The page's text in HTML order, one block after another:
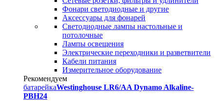
Фонари светодиодные и другие
Аксессуары для фонарей
Светодиодные лампы настольные и
потолочные
Лампы освещения
Электрические переходники и разветвители
Кабели питания
Измерительное оборудование
Рекомендуем
батарейкаWestinghouse LR6/AA Dynamo Alkaline-
PBH24